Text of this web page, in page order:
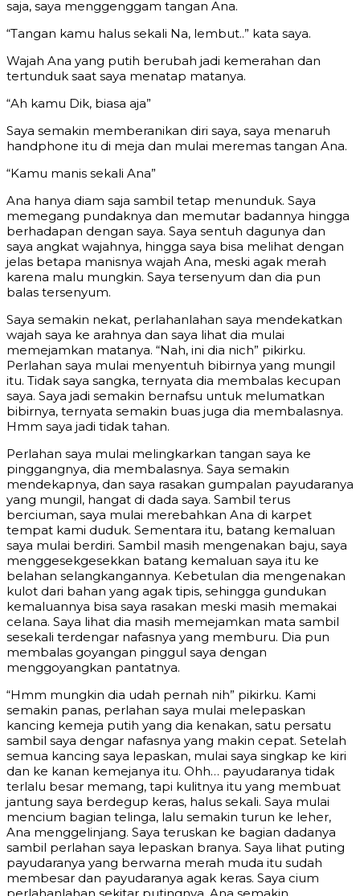
saja, saya menggenggam tangan Ana.
“Tangan kamu halus sekali Na, lembut..” kata saya.
Wajah Ana yang putih berubah jadi kemerahan dan
tertunduk saat saya menatap matanya.
“Ah kamu Dik, biasa aja”
Saya semakin memberanikan diri saya, saya menaruh
handphone itu di meja dan mulai meremas tangan Ana.
“Kamu manis sekali Ana”
Ana hanya diam saja sambil tetap menunduk. Saya
memegang pundaknya dan memutar badannya hingga
berhadapan dengan saya. Saya sentuh dagunya dan
saya angkat wajahnya, hingga saya bisa melihat dengan
jelas betapa manisnya wajah Ana, meski agak merah
karena malu mungkin. Saya tersenyum dan dia pun
balas tersenyum.
Saya semakin nekat, perlahanlahan saya mendekatkan
wajah saya ke arahnya dan saya lihat dia mulai
memejamkan matanya. “Nah, ini dia nich” pikirku.
Perlahan saya mulai menyentuh bibirnya yang mungil
itu. Tidak saya sangka, ternyata dia membalas kecupan
saya. Saya jadi semakin bernafsu untuk melumatkan
bibirnya, ternyata semakin buas juga dia membalasnya.
Hmm saya jadi tidak tahan.
Perlahan saya mulai melingkarkan tangan saya ke
pinggangnya, dia membalasnya. Saya semakin
mendekapnya, dan saya rasakan gumpalan payudaranya
yang mungil, hangat di dada saya. Sambil terus
berciuman, saya mulai merebahkan Ana di karpet
tempat kami duduk. Sementara itu, batang kemaluan
saya mulai berdiri. Sambil masih mengenakan baju, saya
menggesekgesekkan batang kemaluan saya itu ke
belahan selangkangannya. Kebetulan dia mengenakan
kulot dari bahan yang agak tipis, sehingga gundukan
kemaluannya bisa saya rasakan meski masih memakai
celana. Saya lihat dia masih memejamkan mata sambil
sesekali terdengar nafasnya yang memburu. Dia pun
membalas goyangan pinggul saya dengan
menggoyangkan pantatnya.
“Hmm mungkin dia udah pernah nih” pikirku. Kami
semakin panas, perlahan saya mulai melepaskan
kancing kemeja putih yang dia kenakan, satu persatu
sambil saya dengar nafasnya yang makin cepat. Setelah
semua kancing saya lepaskan, mulai saya singkap ke kiri
dan ke kanan kemejanya itu. Ohh… payudaranya tidak
terlalu besar memang, tapi kulitnya itu yang membuat
jantung saya berdegup keras, halus sekali. Saya mulai
mencium bagian telinga, lalu semakin turun ke leher,
Ana menggelinjang. Saya teruskan ke bagian dadanya
sambil perlahan saya lepaskan branya. Saya lihat puting
payudaranya yang berwarna merah muda itu sudah
membesar dan payudaranya agak keras. Saya cium